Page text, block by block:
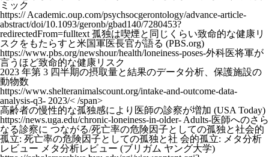
ミック
https:// Academic.oup.com/psychsocgerontology/advance-article-
abstract/doi/10.1093/geronb/gbad140/7280453?
redirectedFrom=fulltext 孤独は喫煙と同じくらい致命的な健康リ
スクをもたらすと米国軍医長官が語る (PBS.org)
https://www.pbs.org/newshour/health/loneiness-poses-外科医将軍が
言うほど致命的な健康リスク
2023 年第 3 四半期の摂取量と結果のデータ分析、保護施設の
動物数
https://www.shelteranimalscount.org/intake-and-outcome-data-
analysis-q3- 2023/< /span>
高齢者の慢性的な孤独感により医師の診察が増加 (USA Today)
https://news.uga.edu/chronic-loneiness-in-older- Adults-医師へのさら
なる診察に つながる/死亡率の危険因子としての孤独と社会的
孤立: 死亡率の危険因子としての孤独と社 会的孤立: メタ分析
レビュー メタ分析レビュー (ブリガム ヤング大学)